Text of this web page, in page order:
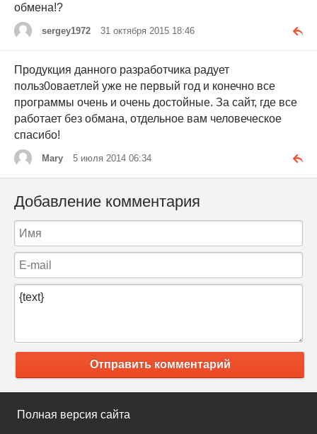
обмена!?
sergey1972 31 октября 2015 18:46
Продукция данного разработчика радует
польз0оваетлей уже не первый год и конечно все
программы очень и очень достойные. За сайт, где все
работает без обмана, отдельное вам человеческое
спасибо!
Mary 5 июля 2014 06:34
Добавление комментария
Отправить комментарий
Полная версия сайта